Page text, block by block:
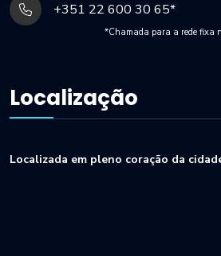
+351 22 600 30 65*
*Chamada para a rede fixa
Localização
Localizada em pleno coração da